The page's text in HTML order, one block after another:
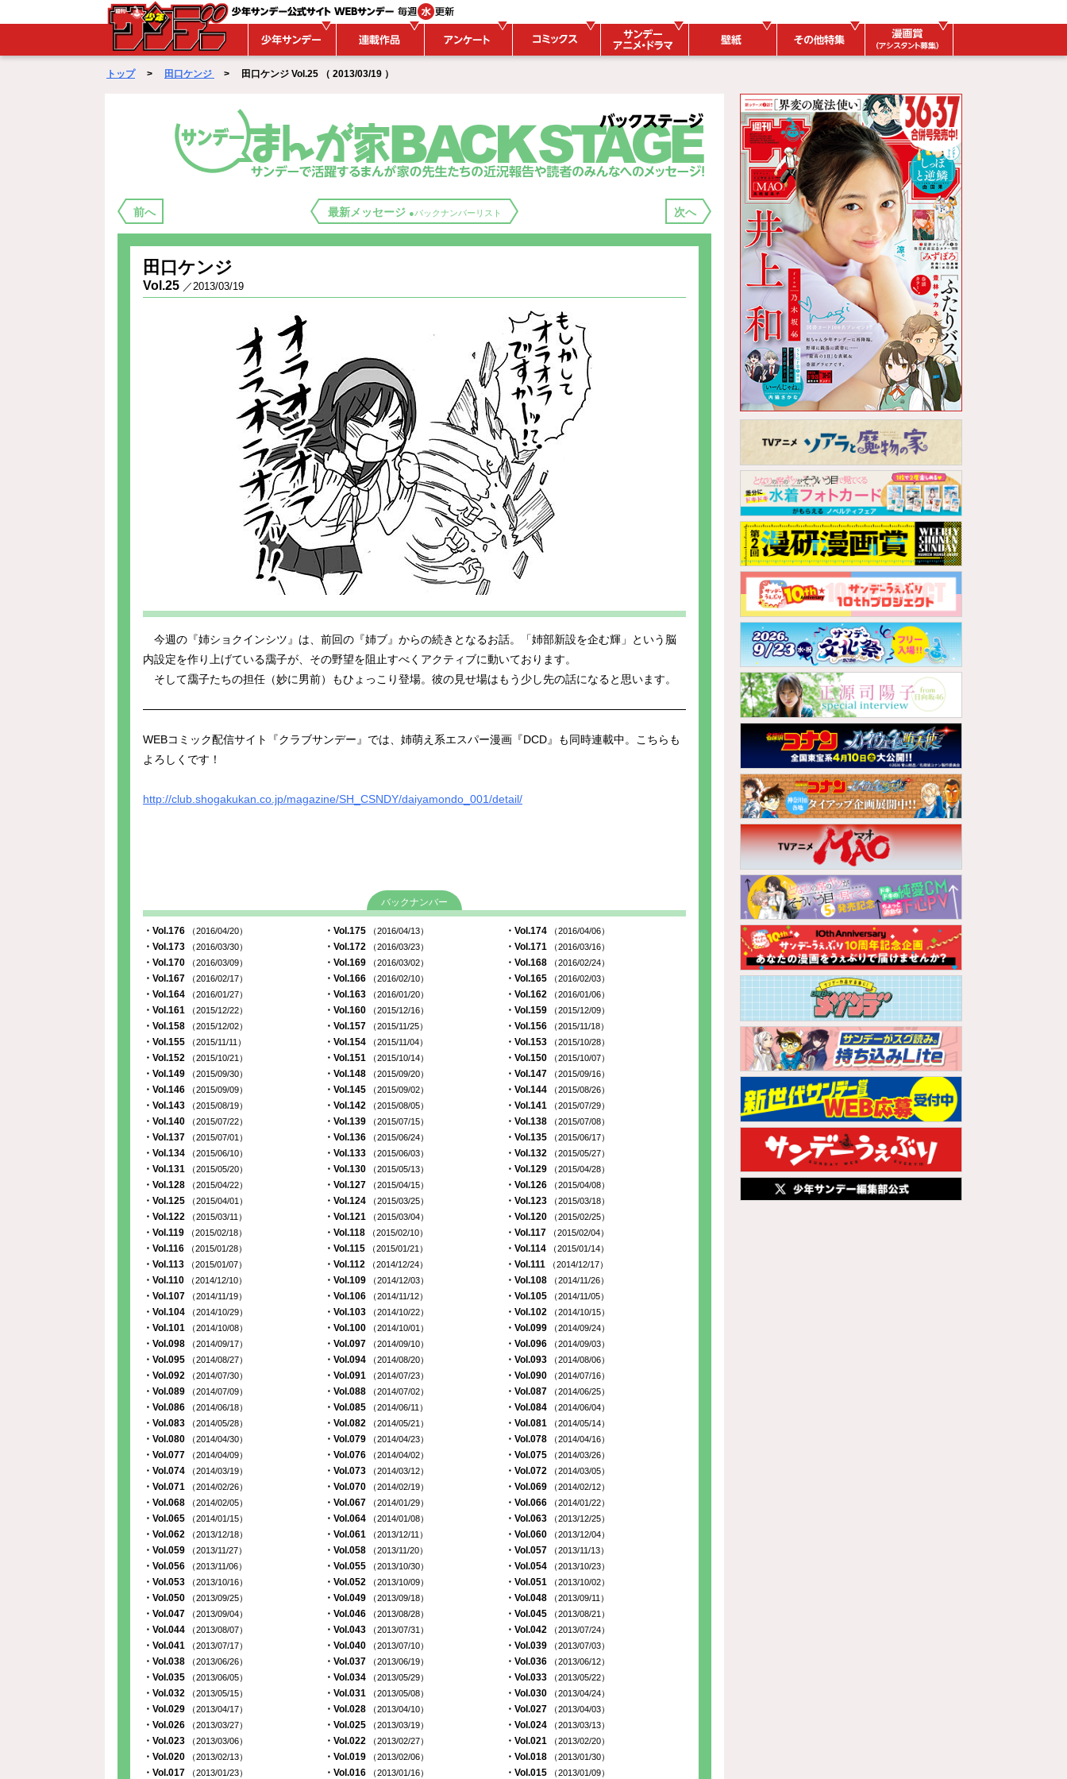
WEBサンデー
トップ> 田口ケンジ > 田口ケンジ Vol.25 （ 2013/03/19 ）
前へ 最新メッセージ ●バックナンバーリスト 次へ
田口ケンジ
Vol.25 ／2013/03/19
今週の『姉ショクインシツ』は、前回の『姉ブ』からの続きとなるお話。「姉部新設を企む輝」という脳
内設定を作り上げている靄子が、その野望を阻止すべくアクティブに動いております。
そして靄子たちの担任（妙に男前）もひょっこり登場。彼の見せ場はもう少し先の話になると思います。
WEBコミック配信サイト『クラブサンデー』では、姉萌え系エスパー漫画『DCD』も同時連載中。こちらも
よろしくです！
http://club.shogakukan.co.jp/magazine/SH_CSNDY/daiyamondo_001/detail/
バックナンバー
・Vol.176 （2016/04/20） ・Vol.175 （2016/04/13） ・Vol.174 （2016/04/06）
・Vol.173 （2016/03/30） ・Vol.172 （2016/03/23） ・Vol.171 （2016/03/16）
・Vol.170 （2016/03/09） ・Vol.169 （2016/03/02） ・Vol.168 （2016/02/24）
・Vol.167 （2016/02/17） ・Vol.166 （2016/02/10） ・Vol.165 （2016/02/03）
・Vol.164 （2016/01/27） ・Vol.163 （2016/01/20） ・Vol.162 （2016/01/06）
・Vol.161 （2015/12/22） ・Vol.160 （2015/12/16） ・Vol.159 （2015/12/09）
・Vol.158 （2015/12/02） ・Vol.157 （2015/11/25） ・Vol.156 （2015/11/18）
・Vol.155 （2015/11/11） ・Vol.154 （2015/11/04） ・Vol.153 （2015/10/28）
・Vol.152 （2015/10/21） ・Vol.151 （2015/10/14） ・Vol.150 （2015/10/07）
・Vol.149 （2015/09/30） ・Vol.148 （2015/09/20） ・Vol.147 （2015/09/16）
・Vol.146 （2015/09/09） ・Vol.145 （2015/09/02） ・Vol.144 （2015/08/26）
・Vol.143 （2015/08/19） ・Vol.142 （2015/08/05） ・Vol.141 （2015/07/29）
・Vol.140 （2015/07/22） ・Vol.139 （2015/07/15） ・Vol.138 （2015/07/08）
・Vol.137 （2015/07/01） ・Vol.136 （2015/06/24） ・Vol.135 （2015/06/17）
・Vol.134 （2015/06/10） ・Vol.133 （2015/06/03） ・Vol.132 （2015/05/27）
・Vol.131 （2015/05/20） ・Vol.130 （2015/05/13） ・Vol.129 （2015/04/28）
・Vol.128 （2015/04/22） ・Vol.127 （2015/04/15） ・Vol.126 （2015/04/08）
・Vol.125 （2015/04/01） ・Vol.124 （2015/03/25） ・Vol.123 （2015/03/18）
・Vol.122 （2015/03/11） ・Vol.121 （2015/03/04） ・Vol.120 （2015/02/25）
・Vol.119 （2015/02/18） ・Vol.118 （2015/02/10） ・Vol.117 （2015/02/04）
・Vol.116 （2015/01/28） ・Vol.115 （2015/01/21） ・Vol.114 （2015/01/14）
・Vol.113 （2015/01/07） ・Vol.112 （2014/12/24） ・Vol.111 （2014/12/17）
・Vol.110 （2014/12/10） ・Vol.109 （2014/12/03） ・Vol.108 （2014/11/26）
・Vol.107 （2014/11/19） ・Vol.106 （2014/11/12） ・Vol.105 （2014/11/05）
・Vol.104 （2014/10/29） ・Vol.103 （2014/10/22） ・Vol.102 （2014/10/15）
・Vol.101 （2014/10/08） ・Vol.100 （2014/10/01） ・Vol.099 （2014/09/24）
・Vol.098 （2014/09/17） ・Vol.097 （2014/09/10） ・Vol.096 （2014/09/03）
・Vol.095 （2014/08/27） ・Vol.094 （2014/08/20） ・Vol.093 （2014/08/06）
・Vol.092 （2014/07/30） ・Vol.091 （2014/07/23） ・Vol.090 （2014/07/16）
・Vol.089 （2014/07/09） ・Vol.088 （2014/07/02） ・Vol.087 （2014/06/25）
・Vol.086 （2014/06/18） ・Vol.085 （2014/06/11） ・Vol.084 （2014/06/04）
・Vol.083 （2014/05/28） ・Vol.082 （2014/05/21） ・Vol.081 （2014/05/14）
・Vol.080 （2014/04/30） ・Vol.079 （2014/04/23） ・Vol.078 （2014/04/16）
・Vol.077 （2014/04/09） ・Vol.076 （2014/04/02） ・Vol.075 （2014/03/26）
・Vol.074 （2014/03/19） ・Vol.073 （2014/03/12） ・Vol.072 （2014/03/05）
・Vol.071 （2014/02/26） ・Vol.070 （2014/02/19） ・Vol.069 （2014/02/12）
・Vol.068 （2014/02/05） ・Vol.067 （2014/01/29） ・Vol.066 （2014/01/22）
・Vol.065 （2014/01/15） ・Vol.064 （2014/01/08） ・Vol.063 （2013/12/25）
・Vol.062 （2013/12/18） ・Vol.061 （2013/12/11） ・Vol.060 （2013/12/04）
・Vol.059 （2013/11/27） ・Vol.058 （2013/11/20） ・Vol.057 （2013/11/13）
・Vol.056 （2013/11/06） ・Vol.055 （2013/10/30） ・Vol.054 （2013/10/23）
・Vol.053 （2013/10/16） ・Vol.052 （2013/10/09） ・Vol.051 （2013/10/02）
・Vol.050 （2013/09/25） ・Vol.049 （2013/09/18） ・Vol.048 （2013/09/11）
・Vol.047 （2013/09/04） ・Vol.046 （2013/08/28） ・Vol.045 （2013/08/21）
・Vol.044 （2013/08/07） ・Vol.043 （2013/07/31） ・Vol.042 （2013/07/24）
・Vol.041 （2013/07/17） ・Vol.040 （2013/07/10） ・Vol.039 （2013/07/03）
・Vol.038 （2013/06/26） ・Vol.037 （2013/06/19） ・Vol.036 （2013/06/12）
・Vol.035 （2013/06/05） ・Vol.034 （2013/05/29） ・Vol.033 （2013/05/22）
・Vol.032 （2013/05/15） ・Vol.031 （2013/05/08） ・Vol.030 （2013/04/24）
・Vol.029 （2013/04/17） ・Vol.028 （2013/04/10） ・Vol.027 （2013/04/03）
・Vol.026 （2013/03/27） ・Vol.025 （2013/03/19） ・Vol.024 （2013/03/13）
・Vol.023 （2013/03/06） ・Vol.022 （2013/02/27） ・Vol.021 （2013/02/20）
・Vol.020 （2013/02/13） ・Vol.019 （2013/02/06） ・Vol.018 （2013/01/30）
・Vol.017 （2013/01/23） ・Vol.016 （2013/01/16） ・Vol.015 （2013/01/09）